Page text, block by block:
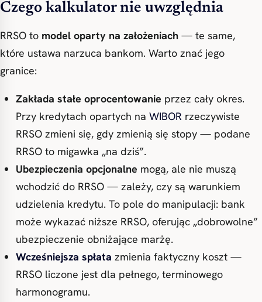
Czego kalkulator nie uwzględnia
RRSO to model oparty na założeniach — te same,
które ustawa narzuca bankom. Warto znać jego
granice:
Zakłada stałe oprocentowanie przez cały okres.
Przy kredytach opartych na WIBOR rzeczywiste
RRSO zmieni się, gdy zmienią się stopy — podane
RRSO to migawka „na dziś”.
Ubezpieczenia opcjonalne mogą, ale nie muszą
wchodzić do RRSO — zależy, czy są warunkiem
udzielenia kredytu. To pole do manipulacji: bank
może wykazać niższe RRSO, oferując „dobrowolne”
ubezpieczenie obniżające marżę.
Wcześniejsza spłata zmienia faktyczny koszt —
RRSO liczone jest dla pełnego, terminowego
harmonogramu.